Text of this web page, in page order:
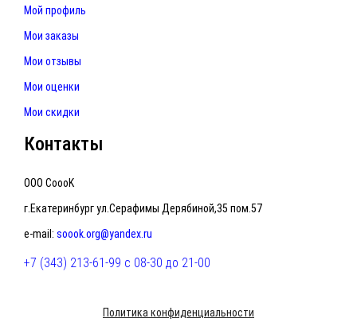
Мой профиль
Мои заказы
Мои отзывы
Мои оценки
Мои скидки
Контакты
ООО CoooK
г.Екатеринбург ул.Серафимы Дерябиной,35 пом.57
e-mail: soook.org@yandex.ru
+7 (343) 213-61-99 с 08-30 до 21-00
Политика конфиденциальности